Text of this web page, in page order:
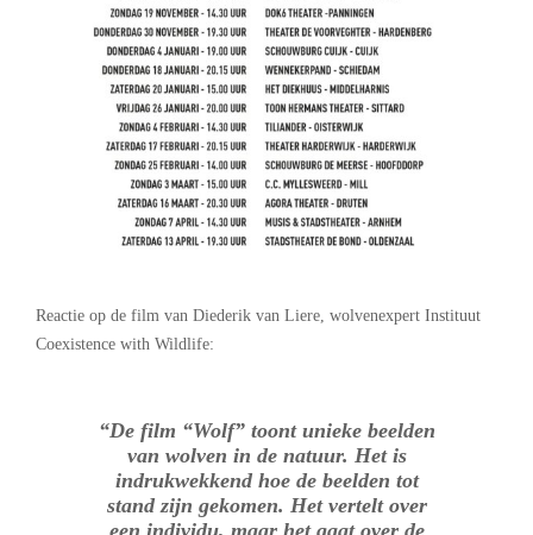
Reactie op de film van Diederik van Liere, wolvenexpert Instituut
Coexistence with Wildlife:
“De film “Wolf” toont unieke beelden
van wolven in de natuur. Het is
indrukwekkend hoe de beelden tot
stand zijn gekomen. Het vertelt over
een individu, maar het gaat over de